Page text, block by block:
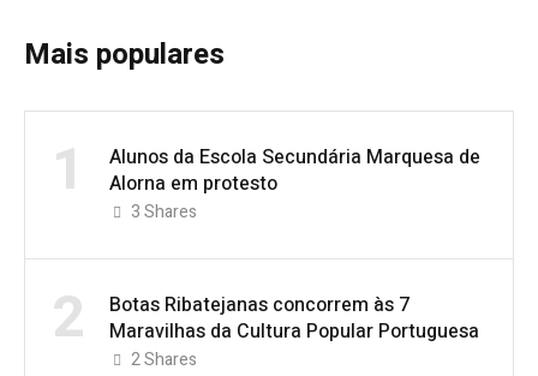
Mais populares
1
Alunos da Escola Secundária Marquesa de
Alorna em protesto
3Shares
2
Botas Ribatejanas concorrem às 7
Maravilhas da Cultura Popular Portuguesa
2Shares